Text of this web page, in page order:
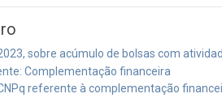
sobre acúmulo de bolsas com
Complementação financeira
referente à complementação